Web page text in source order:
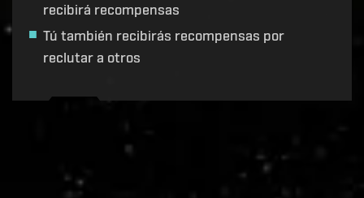
recibirá recompensas
Tú también recibirás recompensas por
reclutar a otros
live.evetech.net/api/v1